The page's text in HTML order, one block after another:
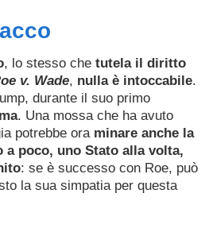
, lo stesso che tutela il diritto
v. Wade, nulla è intoccabile.
durante il suo primo
. Una mossa che ha avuto
potrebbe ora minare anche la
a poco, uno Stato alla volta,
: se è successo con Roe, può
la sua simpatia per questa